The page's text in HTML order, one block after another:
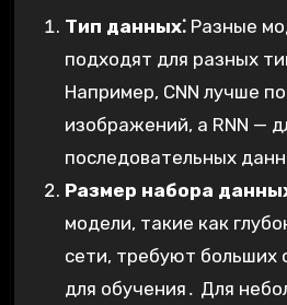
Тип данных⁚Разные
подходят для разных
Например, CNN лучше
изображений, а RNN —
последовательных
Размер набора
модели, такие как
сети, требуют больших
для обучения․ Для